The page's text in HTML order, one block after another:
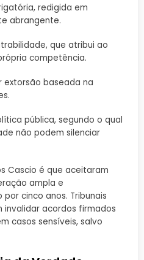
redigida em
abrangente.
que atribui ao
competência.
extorsão baseada na
pública, segundo o qual
não podem silenciar
Cascio é que aceitaram
ampla e
cinco anos. Tribunais
acordos firmados
casos sensíveis, salvo